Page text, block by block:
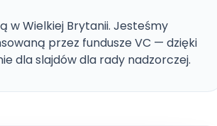
w Wielkiej Brytanii. Jesteśmy
przez fundusze VC — dzięki
dla slajdów dla rady nadzorczej.